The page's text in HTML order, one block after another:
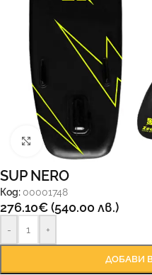
Увеличи
SUP NERO
Код: 00001748
276.10€(540.00 лв.)
- +
ДОБАВИ